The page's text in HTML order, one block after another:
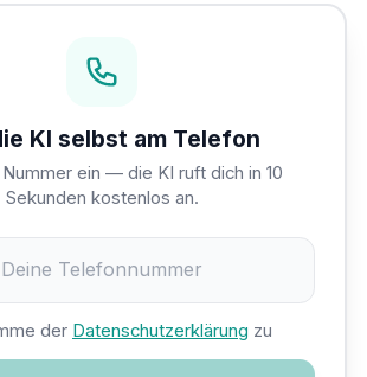
KI selbst am Telefon
ein — die KI ruft dich in 10
Sekunden kostenlos an.
der Datenschutzerklärung zu